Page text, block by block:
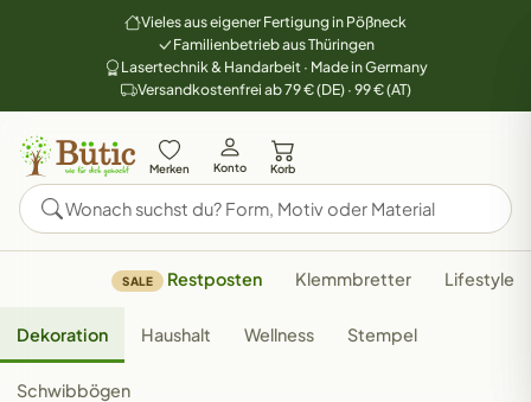
Vieles aus eigener Fertigung in Pößneck
Familienbetrieb aus Thüringen
Lasertechnik & Handarbeit · Made in Germany
Versandkostenfrei ab 79 € (DE) · 99 € (AT)
Merken Konto Korb
SALE Restposten Klemmbretter Lifestyle
Dekoration Haushalt Wellness Stempel
Schwibbögen